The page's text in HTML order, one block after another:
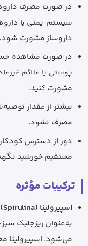
در صورت مصرف
سیستم ایمنی یا
داروساز مشورت شود.
در صورت مشاهده
پوستی یا علائم
مشورت کنید.
بیشتر از مقدار
مصرف نشود.
دور از دسترس
مستقیم خورشید
ترکیبات مؤثره
اسپیرولینا (Spirulina):
به‌عنوان ریزجلبک
می‌شود. اسپیرولینا